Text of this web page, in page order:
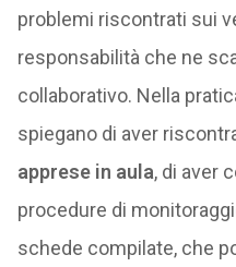
problemi riscontrati sui
responsabilità che ne
collaborativo. Nella
spiegano di aver
apprese in aula, di aver
procedure di
schede compilate, che